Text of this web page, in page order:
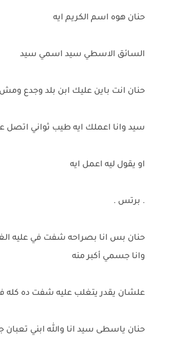
حنان هوه اسم الكريم ايه
السائق الاسطي سيد اسمي سيد
حنان انت باين عليك ابن بلد وجدع
سيد وانا اعملك ايه طيب ثواني اتصل
او يقول ليه اعمل ايه
. برتس .
حنان بس انا بصراحه شفت في عليه
وانا جسمي أكبر منه
علشان يقدر يتغلب عليه شفت ده كله
حنان ياسطى سيد انا والله ابني